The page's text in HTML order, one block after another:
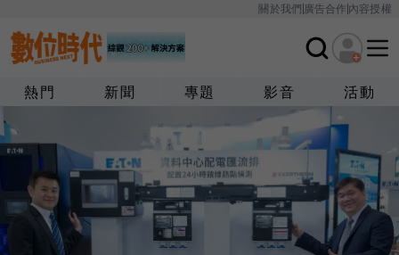
關於我們廣告合作內容授權
熱門 新聞 專題 影音 活動